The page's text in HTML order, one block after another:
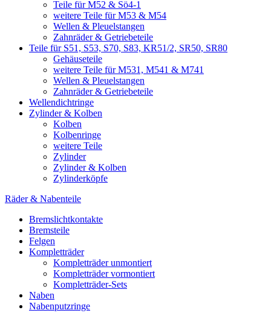
Teile für M52 & Sö4-1
weitere Teile für M53 & M54
Wellen & Pleuelstangen
Zahnräder & Getriebeteile
Teile für S51, S53, S70, S83, KR51/2, SR50, SR80
Gehäuseteile
weitere Teile für M531, M541 & M741
Wellen & Pleuelstangen
Zahnräder & Getriebeteile
Wellendichtringe
Zylinder & Kolben
Kolben
Kolbenringe
weitere Teile
Zylinder
Zylinder & Kolben
Zylinderköpfe
Räder & Nabenteile
Bremslichtkontakte
Bremsteile
Felgen
Kompletträder
Kompletträder unmontiert
Kompletträder vormontiert
Kompletträder-Sets
Naben
Nabenputzringe